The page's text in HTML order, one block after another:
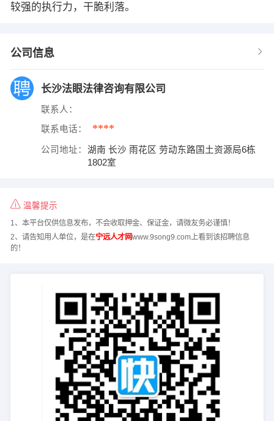
较强的执行力，干脆利落。
公司信息
长沙法眼法律咨询有限公司
联系人：
联系电话： ****
公司地址：
湖南 长沙 雨花区 劳动东路国土资源局6栋
1802室
温馨提示
1、本平台仅供信息发布，不会收取押金、保证金，请微友务必谨慎！
2、请告知用人单位，是在宁远人才网www.9song9.com上看到该招聘信息
的！